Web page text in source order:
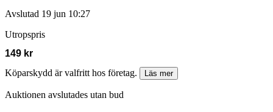
Avslutad 19 jun 10:27
Utropspris
149 kr
Köparskydd är valfritt hos företag.
Läs mer
Auktionen avslutades utan bud